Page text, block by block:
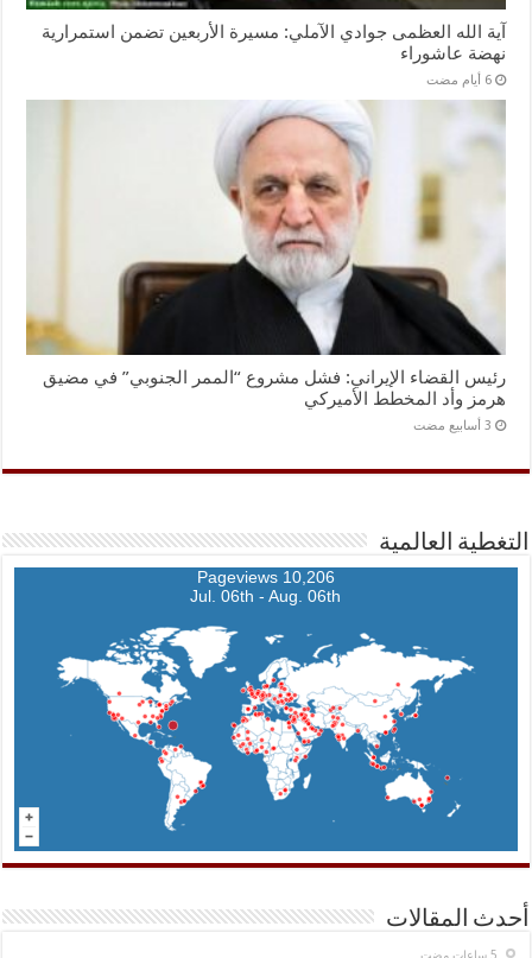
آية الله العظمى جوادي الآملي: مسيرة الأربعين تضمن استمرارية
نهضة عاشوراء
‏6 أيام مضت
رئيس القضاء الإيراني: فشل مشروع “الممر الجنوبي” في مضيق
هرمز وأد المخطط الأميركي
التغطية العالمية
10,206 Pageviews
Jul. 06th - Aug. 06th
أحدث المقالات